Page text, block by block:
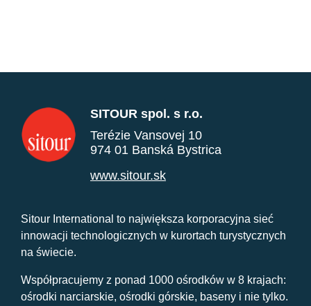
SITOUR spol. s r.o.
Terézie Vansovej 10
974 01 Banská Bystrica
www.sitour.sk
Sitour International to największa korporacyjna sieć
innowacji technologicznych w kurortach turystycznych
na świecie.
Współpracujemy z ponad 1000 ośrodków w 8 krajach:
ośrodki narciarskie, ośrodki górskie, baseny i nie tylko.